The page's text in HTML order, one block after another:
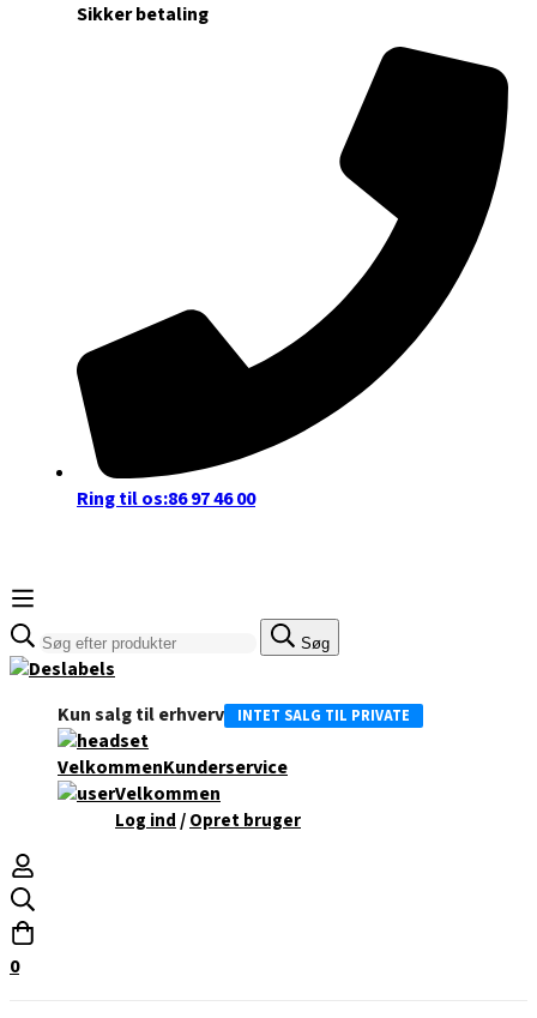
Sikker betaling
Ring til os:86 97 46 00
Søge
efter:
Søg
Kun salg til erhverv INTET SALG TIL PRIVATE
VelkommenKunderservice
Velkommen
Log ind/Opret bruger
0